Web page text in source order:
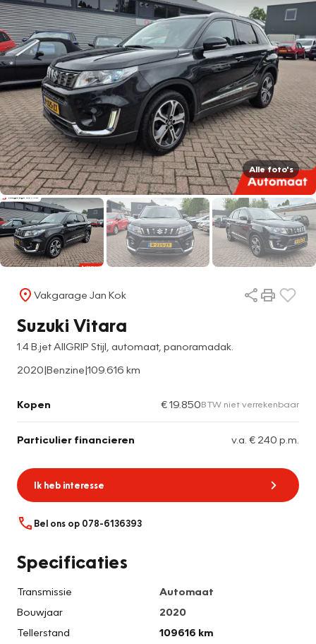
Alle foto's
Vakgarage Jan Kok
Suzuki Vitara
1.4 B.jet AllGRIP Stijl, automaat, panoramadak.
2020|Benzine|109.616 km
Kopen € 19.850BTW niet verrekenbaar
Particulier financieren v.a. € 240 p.m.
Ik heb interesse
Bel ons op 078-6136393
Specificaties
Transmissie
Automaat
Bouwjaar
2020
Tellerstand
109616 km